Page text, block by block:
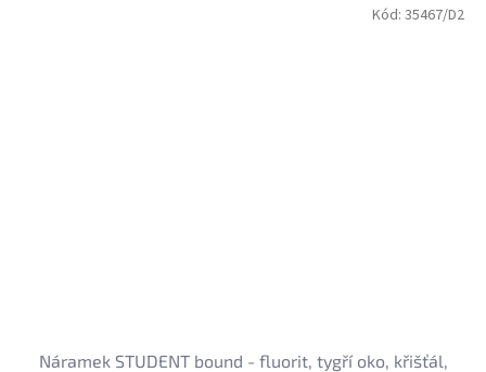
Náramek STUDENT bound - fluorit, tygří oko, křišťál,
Kód: 35467/D2